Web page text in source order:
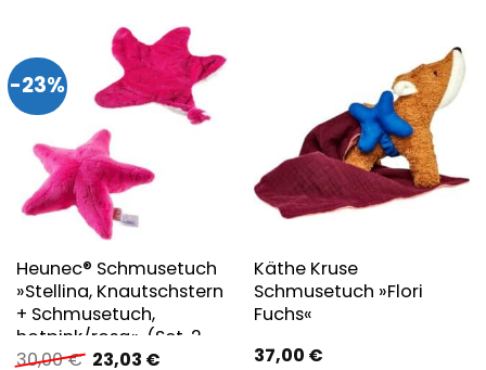
19,99 € 21,99 €.
-23%
Heunec® Schmusetuch
»Stellina, Knautschstern
+ Schmusetuch,
hotpink/rosa«, (Set, 2
tlg.), Made in Germany
30,00€ Ursprünglicher
23,03 €Aktueller
Käthe Kruse
Schmusetuch »Flori
Fuchs«
37,00 €